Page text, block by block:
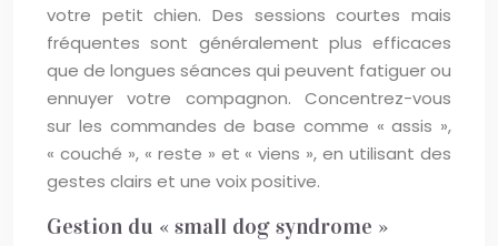
votre petit chien. Des sessions courtes mais
fréquentes sont généralement plus efficaces
que de longues séances qui peuvent fatiguer ou
ennuyer votre compagnon. Concentrez-vous
sur les commandes de base comme « assis »,
« couché », « reste » et « viens », en utilisant des
gestes clairs et une voix positive.
Gestion du « small dog syndrome »